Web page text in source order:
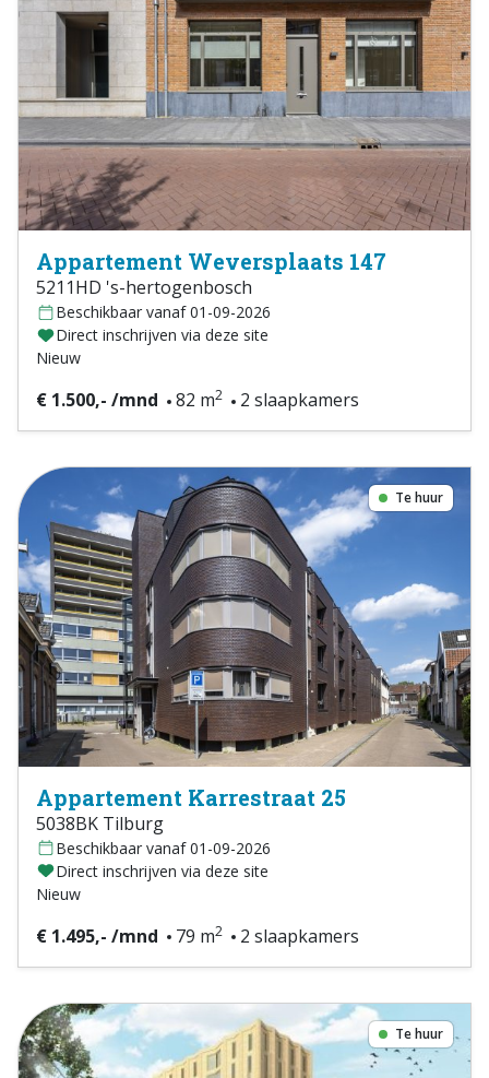
Appartement Weversplaats 147
5211HD 's-hertogenbosch
Beschikbaar vanaf 01-09-2026
Direct inschrijven via deze site
Nieuw
€ 1.500,- /mnd 82 m2 2 slaapkamers
Te huur
Appartement Karrestraat 25
5038BK Tilburg
Beschikbaar vanaf 01-09-2026
Direct inschrijven via deze site
Nieuw
€ 1.495,- /mnd 79 m2 2 slaapkamers
Te huur